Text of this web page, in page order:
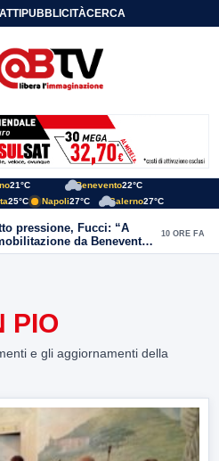
PUBBLICITÀCERCA
21°C Benevento22°C
25°C Napoli27°C Salerno27°C
pressione, Fucci: “A
da Benevento
10 ORE FA
PIO
e gli aggiornamenti della